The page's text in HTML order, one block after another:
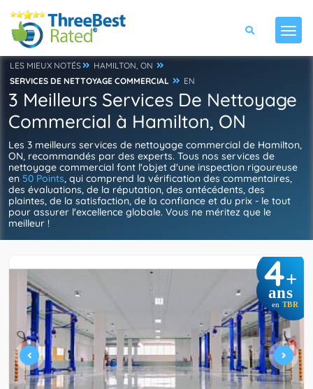
LES MIEUX NOTÉS
HAMILTON, ON
SERVICES DE NETTOYAGE COMMERCIAL
EN
3 Meilleurs Services De Nettoyage
Commercial à Hamilton, ON
Les 3 meilleurs services de nettoyage commercial de Hamilton,
ON, recommandés par des experts. Tous nos services de
nettoyage commercial font l'objet d'une inspection rigoureuse
en 50 Points, qui comprend la vérification des commentaires,
des évaluations, de la réputation, des antécédents, des
plaintes, de la satisfaction, de la confiance et du prix - le tout
pour assurer l'excellence globale. Vous ne méritez que le
meilleur !
4+
ans
en TBR